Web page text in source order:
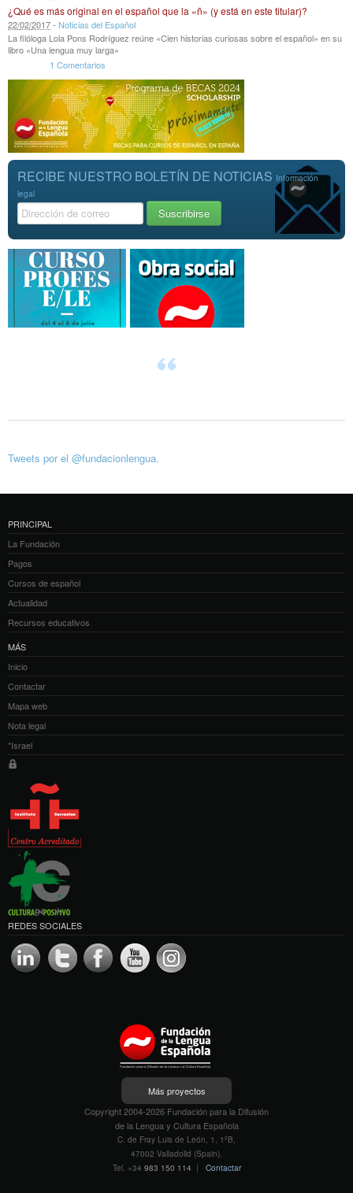
¿Qué es más original en el español que la «ñ» (y está en este titular)?
22/02/2017- Noticias del Español
La filóloga Lola Pons Rodríguez reúne «Cien historias curiosas sobre el español» en su
libro «Una lengua muy larga»
1 Comentarios
RECIBE NUESTRO BOLETÍN DE NOTICIAS Información
legal
Tweets por el @fundacionlengua.
PRINCIPAL
La Fundación
Pagos
Cursos de español
Actualidad
Recursos educativos
MÁS
Inicio
Contactar
Mapa web
Nota legal
*Israel
REDES SOCIALES
Más proyectos
Copyright 2004-2026 Fundación para la Difusión
de la Lengua y Cultura Española
C. de Fray Luis de León, 1, 1ºB,
47002 Valladolid (Spain).
Tel. +34 983 150 114 | Contactar